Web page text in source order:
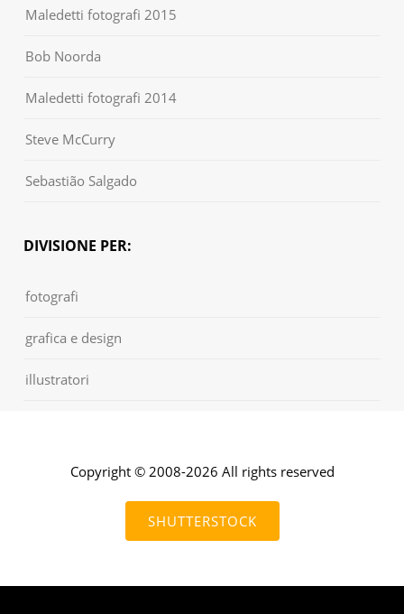
Maledetti fotografi 2015
Bob Noorda
Maledetti fotografi 2014
Steve McCurry
Sebastião Salgado
DIVISIONE PER:
fotografi
grafica e design
illustratori
Copyright © 2008-2026 All rights reserved
SHUTTERSTOCK